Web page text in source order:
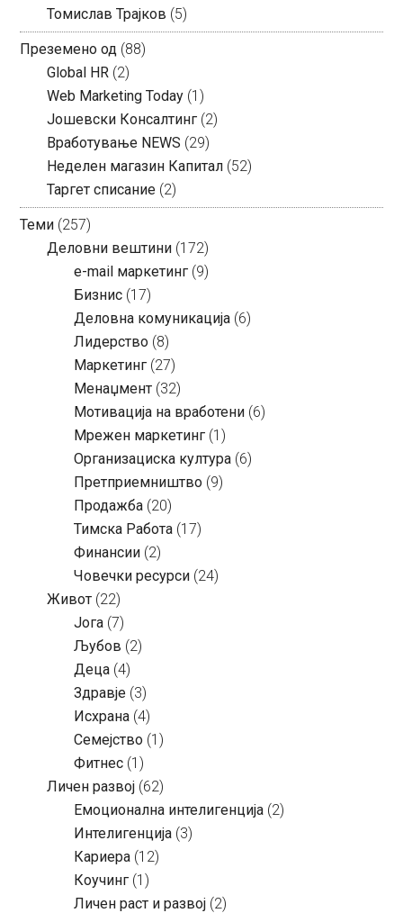
Томислав Трајков (5)
Преземено од (88)
Global HR (2)
Web Marketing Today (1)
Јошевски Консалтинг (2)
Вработување NEWS (29)
Неделен магазин Капитал (52)
Таргет списание (2)
Теми (257)
Деловни вештини (172)
e-mail маркетинг (9)
Бизнис (17)
Деловна комуникација (6)
Лидерство (8)
Маркетинг (27)
Менаџмент (32)
Мотивација на вработени (6)
Мрежен маркетинг (1)
Организациска култура (6)
Претприемништво (9)
Продажба (20)
Тимска Работа (17)
Финансии (2)
Човечки ресурси (24)
Живот (22)
Јога (7)
Љубов (2)
Деца (4)
Здравје (3)
Исхрана (4)
Семејство (1)
Фитнес (1)
Личен развој (62)
Емоционална интелигенција (2)
Интелигенција (3)
Кариера (12)
Коучинг (1)
Личен раст и развој (2)